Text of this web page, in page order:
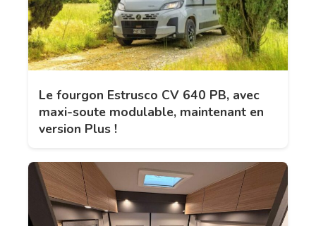
Le fourgon Estrusco CV 640 PB, avec
maxi-soute modulable, maintenant en
version Plus !